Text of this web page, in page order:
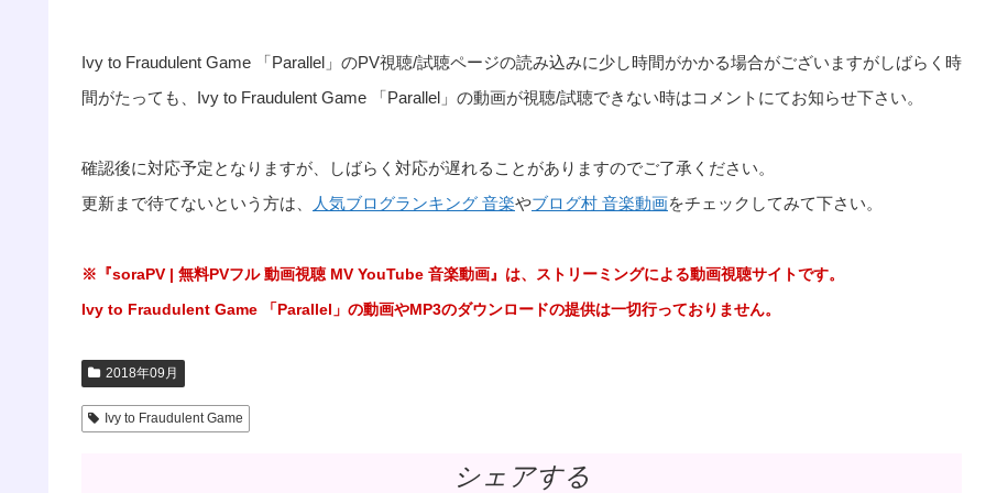
Ivy to Fraudulent Game 「Parallel」のPV視聴/試聴ページの読み込みに少し時間がかかる場合がございますがしばらく時
間がたっても、Ivy to Fraudulent Game 「Parallel」の動画が視聴/試聴できない時はコメントにてお知らせ下さい。
確認後に対応予定となりますが、しばらく対応が遅れることがありますのでご了承ください。
更新まで待てないという方は、
人気ブログランキング 音楽やブログ村 音楽動画をチェックしてみて下さい。
※『soraPV | 無料PVフル 動画視聴 MV YouTube 音楽動画』は、ストリーミングによる動画視聴サイトです。
Ivy to Fraudulent Game 「Parallel」の動画やMP3のダウンロードの提供は一切行っておりません。
2018年09月
Ivy to Fraudulent Game
シェアする